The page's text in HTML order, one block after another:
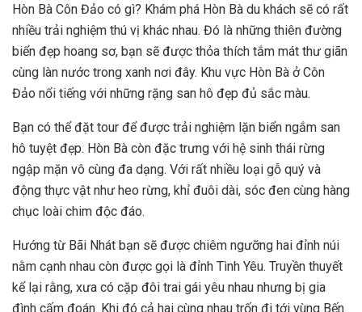
Hòn Bà Côn Đảo có gì? Khám phá Hòn Bà du khách sẽ có rất
nhiều trải nghiệm thú vị khác nhau. Đó là những thiên đường
biển đẹp hoang sơ, bạn sẽ được thỏa thích tắm mát thư giãn
cùng làn nước trong xanh nơi đây. Khu vực Hòn Bà ở Côn
Đảo nổi tiếng với những rặng san hô đẹp đủ sắc màu.
Bạn có thể đặt tour để được trải nghiệm lặn biển ngắm san
hô tuyệt đẹp. Hòn Bà còn đặc trưng với hệ sinh thái rừng
ngập mặn vô cùng đa dạng. Với rất nhiều loại gỗ quý và
động thực vật như heo rừng, khỉ đuôi dài, sóc đen cùng hàng
chục loài chim độc đáo.
Hướng từ Bãi Nhát bạn sẽ được chiêm ngưỡng hai đỉnh núi
nằm cạnh nhau còn được gọi là đỉnh Tình Yêu. Truyền thuyết
kể lại rằng, xưa có cặp đôi trai gái yêu nhau nhưng bị gia
đình cấm đoán. Khi đó cả hai cùng nhau trốn đi tới vùng Bến